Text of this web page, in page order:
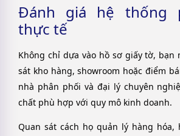
Đánh giá hệ thống
thực tế
Không chỉ dựa vào hồ sơ giấy tờ, bạn
sát kho hàng, showroom hoặc điểm
nhà phân phối và đại lý chuyên
chất phù hợp với quy mô kinh doanh.
Quan sát cách họ quản lý hàng hóa,